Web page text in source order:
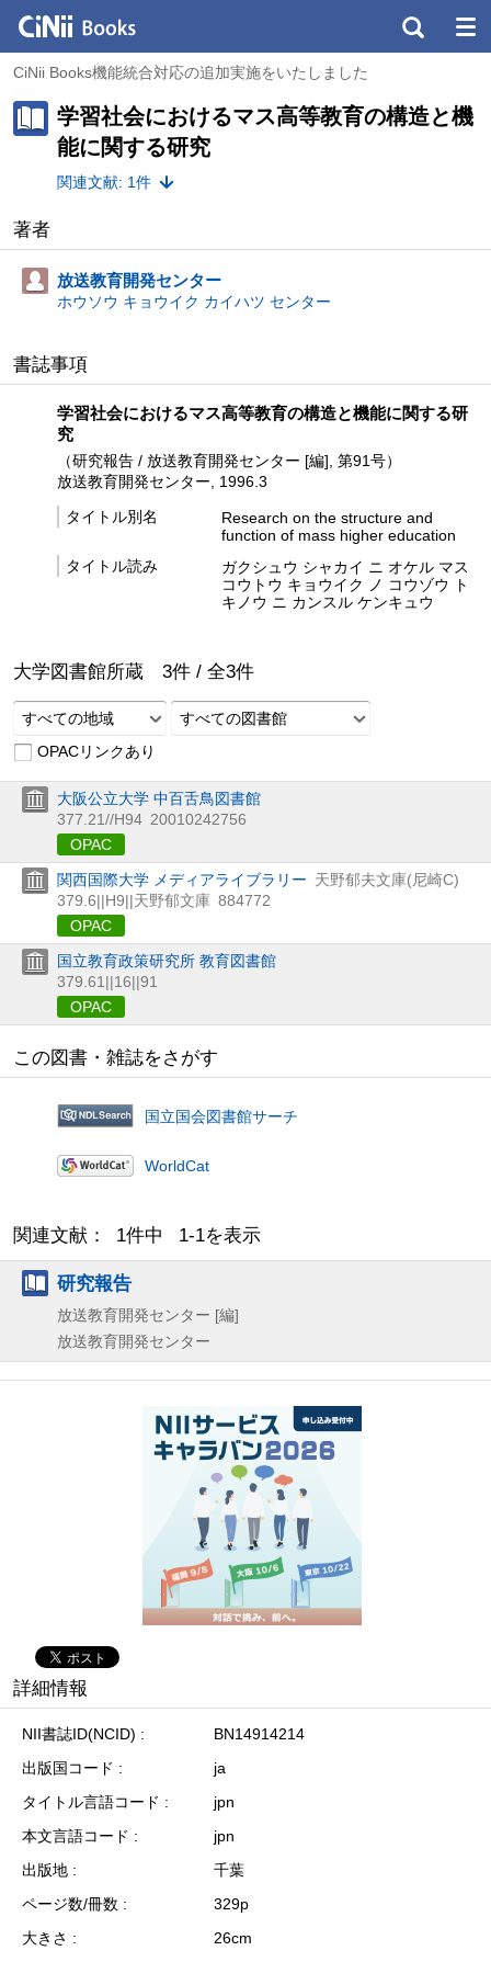
CiNii Books機能統合対応の追加実施をいたしました
学習社会におけるマス高等教育の構造と機
能に関する研究
関連文献: 1件
著者
放送教育開発センター
ホウソウ キョウイク カイハツ センター
書誌事項
学習社会におけるマス高等教育の構造と機能に関する研
究
（研究報告 / 放送教育開発センター [編], 第91号）
放送教育開発センター, 1996.3
タイトル別名
Research on the structure and
function of mass higher education
タイトル読み
ガクシュウ シャカイ ニ オケル マス
コウトウ キョウイク ノ コウゾウ ト
キノウ ニ カンスル ケンキュウ
大学図書館所蔵 3件 / 全3件
すべての地域
すべての図書館
OPACリンクあり
大阪公立大学 中百舌鳥図書館
377.21//H94 20010242756
OPAC
関西国際大学 メディアライブラリー 天野郁夫文庫(尼崎C)
379.6||H9||天野郁文庫 884772
OPAC
国立教育政策研究所 教育図書館
379.61||16||91
OPAC
この図書・雑誌をさがす
国立国会図書館サーチ
WorldCat
関連文献： 1件中 1-1を表示
研究報告
放送教育開発センター [編]
放送教育開発センター
詳細情報
NII書誌ID(NCID)
BN14914214
出版国コード
ja
タイトル言語コード
jpn
本文言語コード
jpn
出版地
千葉
ページ数/冊数
329p
大きさ
26cm